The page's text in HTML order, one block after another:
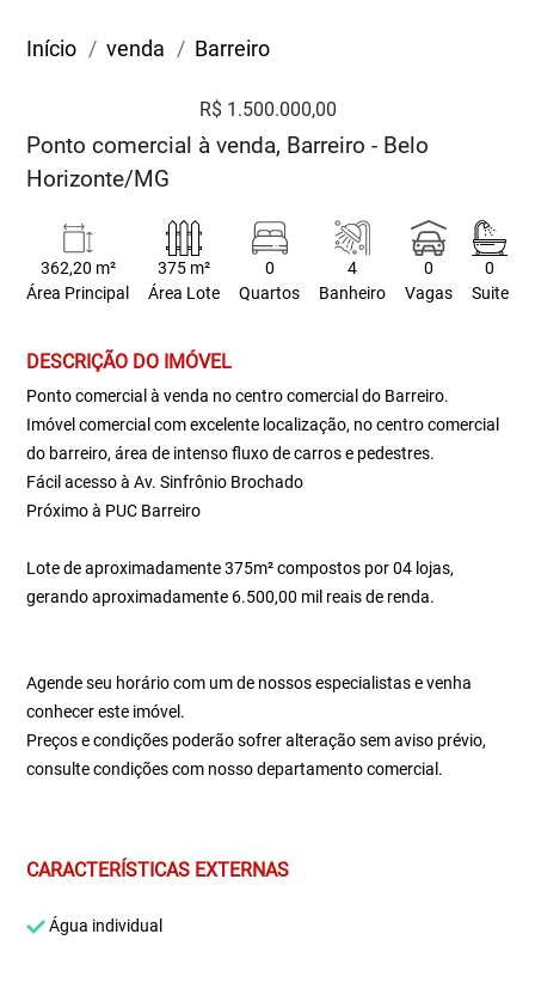
Início venda Barreiro
R$ 1.500.000,00
Ponto comercial à venda, Barreiro - Belo
Horizonte/MG
362,20 m²
Área Principal
375 m²
Área Lote
0
Quartos
4
Banheiro
0
Vagas
0
Suite
DESCRIÇÃO DO IMÓVEL
Ponto comercial à venda no centro comercial do Barreiro.
Imóvel comercial com excelente localização, no centro comercial
do barreiro, área de intenso fluxo de carros e pedestres.
Fácil acesso à Av. Sinfrônio Brochado
Próximo à PUC Barreiro
Lote de aproximadamente 375m² compostos por 04 lojas,
gerando aproximadamente 6.500,00 mil reais de renda.
Agende seu horário com um de nossos especialistas e venha
conhecer este imóvel.
Preços e condições poderão sofrer alteração sem aviso prévio,
consulte condições com nosso departamento comercial.
CARACTERÍSTICAS EXTERNAS
Água individual